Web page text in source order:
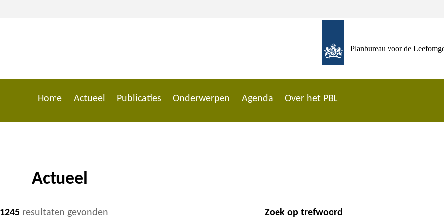
inhoud
Planbureau voor de
Home Actueel Publicaties Onderwerpen Agenda Over het PBL
Kruimelpad
Actueel
1245 resultaten gevonden Zoek op trefwoord